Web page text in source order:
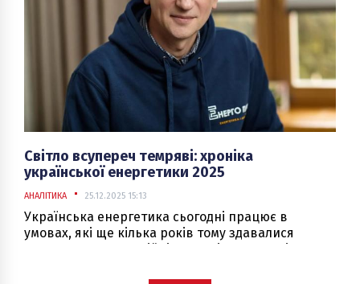
Світло всупереч темряві: хроніка
української енергетики 2025
АНАЛІТИКА 25.12.2025 15:13
Українська енергетика сьогодні працює в
умовах, які ще кілька років тому здавалися
немислимими. Постійні ракетні та дронові атаки,